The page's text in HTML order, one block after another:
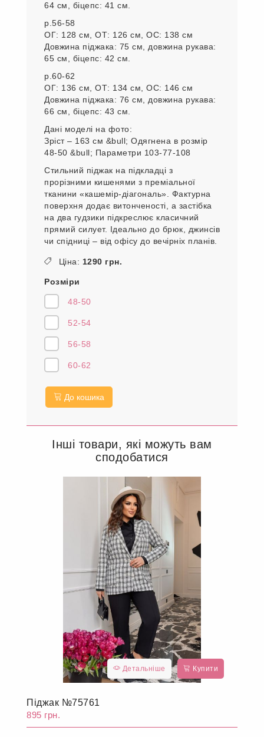
64 см, біцепс: 41 см.
р.56-58
ОГ: 128 см, ОТ: 126 см, ОС: 138 см
Довжина піджака: 75 см, довжина рукава:
65 см, біцепс: 42 см.
р.60-62
ОГ: 136 см, ОТ: 134 см, ОС: 146 см
Довжина піджака: 76 см, довжина рукава:
66 см, біцепс: 43 см.
Дані моделі на фото:
Зріст – 163 см &bull; Одягнена в розмір
48-50 &bull; Параметри 103-77-108
Стильний піджак на підкладці з
прорізними кишенями з преміальної
тканини «кашемір-діагональ». Фактурна
поверхня додає витонченості, а застібка
на два гудзики підкреслює класичний
прямий силует. Ідеально до брюк, джинсів
чи спідниці – від офісу до вечірніх планів.
Ціна: 1290 грн.
Розміри
48-50
52-54
56-58
60-62
До кошика
Інші товари, які можуть вам
сподобатися
Детальніше Купити
Піджак №75761
895 грн.